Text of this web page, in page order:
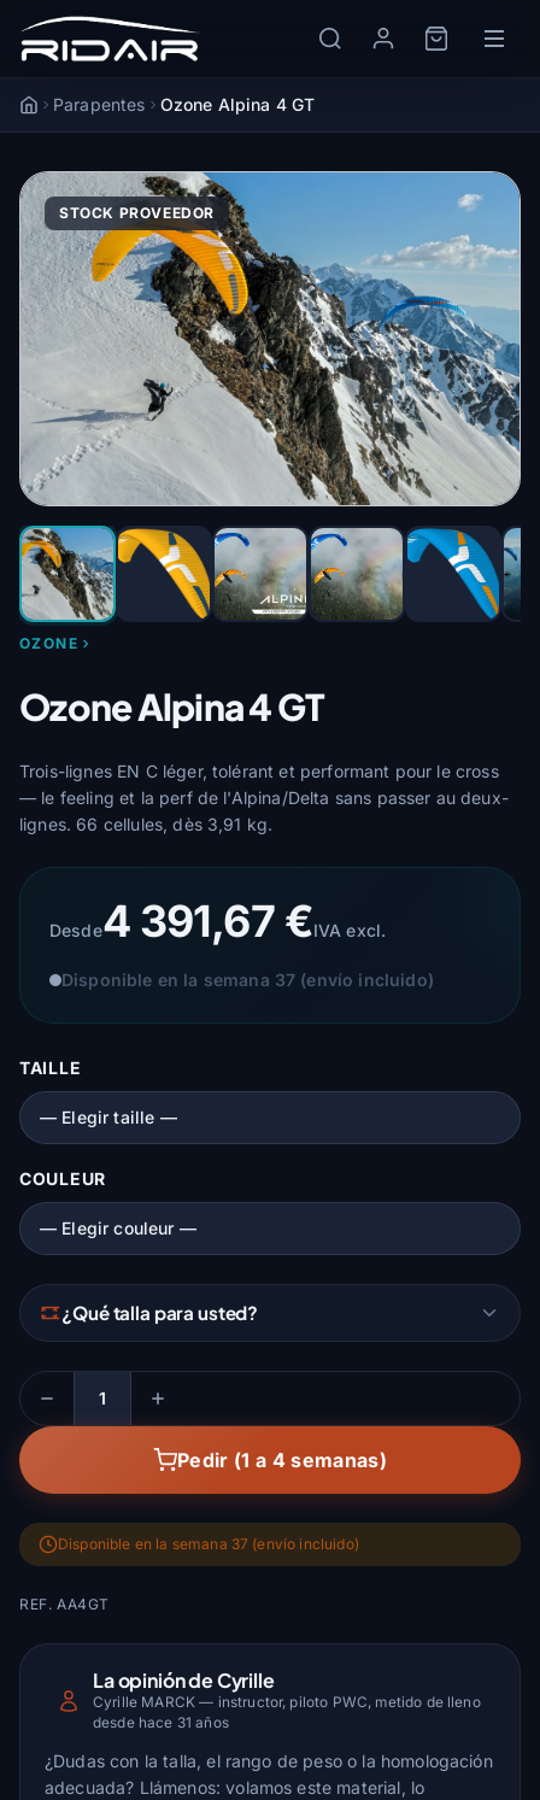
AccueilParapentes Ozone Alpina 4 GT
STOCK PROVEEDOR
OZONE
Ozone Alpina 4 GT
Trois-lignes EN C léger, tolérant et performant pour le cross
— le feeling et la perf de l'Alpina/Delta sans passer au deux-
lignes. 66 cellules, dès 3,91 kg.
Desde4 391,67 €IVA excl.
Disponible en la semana 37 (envío incluido)
TAILLE
COULEUR
¿Qué talla para usted?
Cantidad
Pedir (1 a 4 semanas)
Disponible en la semana 37 (envío incluido)
REF. AA4GT
La opinión de Cyrille
Cyrille MARCK — instructor, piloto PWC, metido de lleno
desde hace 31 años
¿Dudas con la talla, el rango de peso o la homologación
adecuada? Llámenos: volamos este material, lo